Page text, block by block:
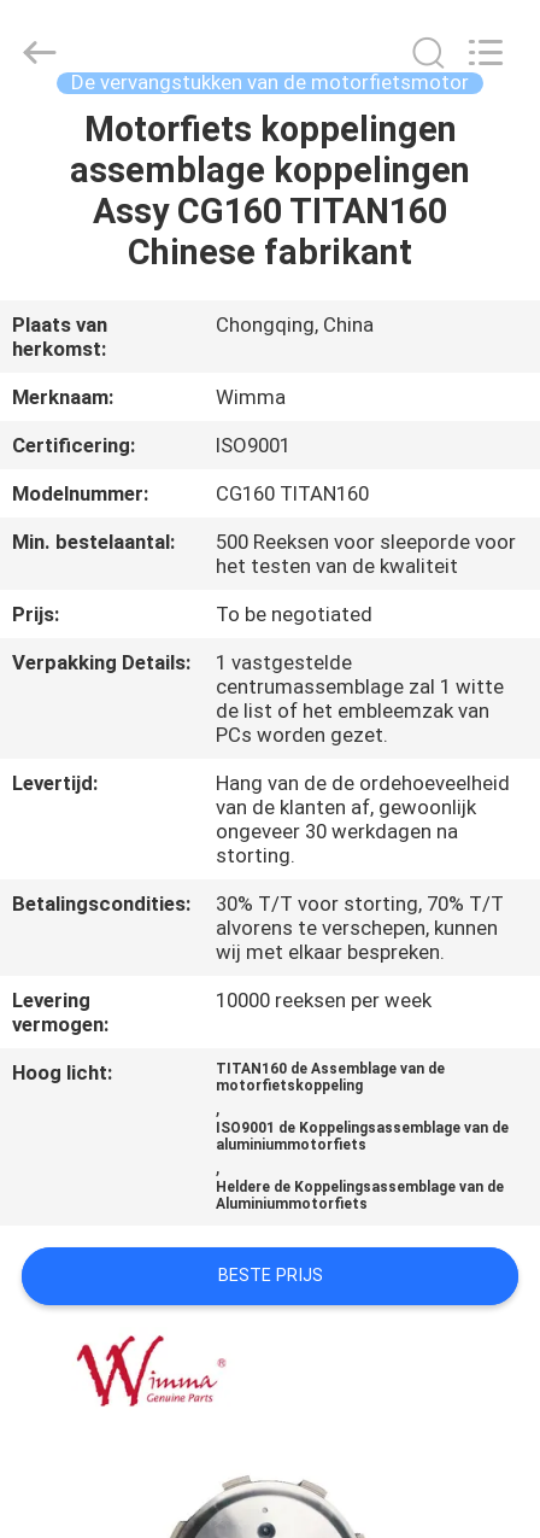
THUIS
PRODUCTEN
OVER
ONS
FABRIEKSTOCHT
KWALITEITSCONTROLE
NIEUWS
OFFERTE
PRIVACYBELEID
Spare
Parts
De vervangstukken van de motorfietsmotor
Motorfiets koppelingen
assemblage koppelingen
Assy CG160 TITAN160
Chinese fabrikant
Plaats van
herkomst:
Chongqing, China
Merknaam:
Wimma
Certificering:
ISO9001
Modelnummer:
CG160 TITAN160
Min. bestelaantal:
500 Reeksen voor sleeporde voor
het testen van de kwaliteit
Prijs:
To be negotiated
Verpakking Details:
1 vastgestelde
centrumassemblage zal 1 witte
de list of het embleemzak van
PCs worden gezet.
Levertijd:
Hang van de de ordehoeveelheid
van de klanten af, gewoonlijk
ongeveer 30 werkdagen na
storting.
Betalingscondities:
30% T/T voor storting, 70% T/T
alvorens te verschepen, kunnen
wij met elkaar bespreken.
Levering
vermogen:
10000 reeksen per week
Hoog licht:
TITAN160 de Assemblage van de
motorfietskoppeling
,
ISO9001 de Koppelingsassemblage van de
aluminiummotorfiets
,
Heldere de Koppelingsassemblage van de
Aluminiummotorfiets
BESTE PRIJS